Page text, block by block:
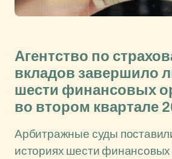
Агентство по
вкладов завершило
шести финансовых
во втором квартале
Арбитражные суды
историях шести финансовых